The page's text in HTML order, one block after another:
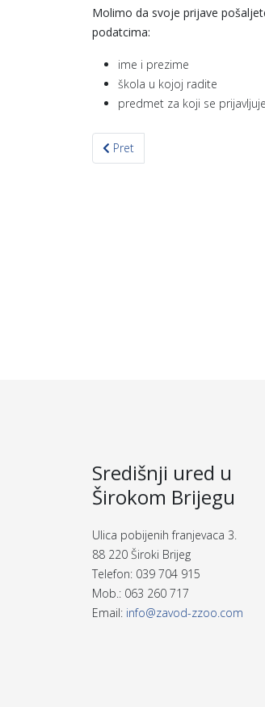
Molimo da svoje prijave
podatcima:
ime i prezime
škola u kojoj radite
predmet za koji se
Prethodni članak: Najava
Pret
Središnji ured u
Širokom Brijegu
Ulica pobijenih franjevaca 3.
88 220 Široki Brijeg
Telefon: 039 704 915
Mob.: 063 260 717
Email: info@zavod-zzoo.com